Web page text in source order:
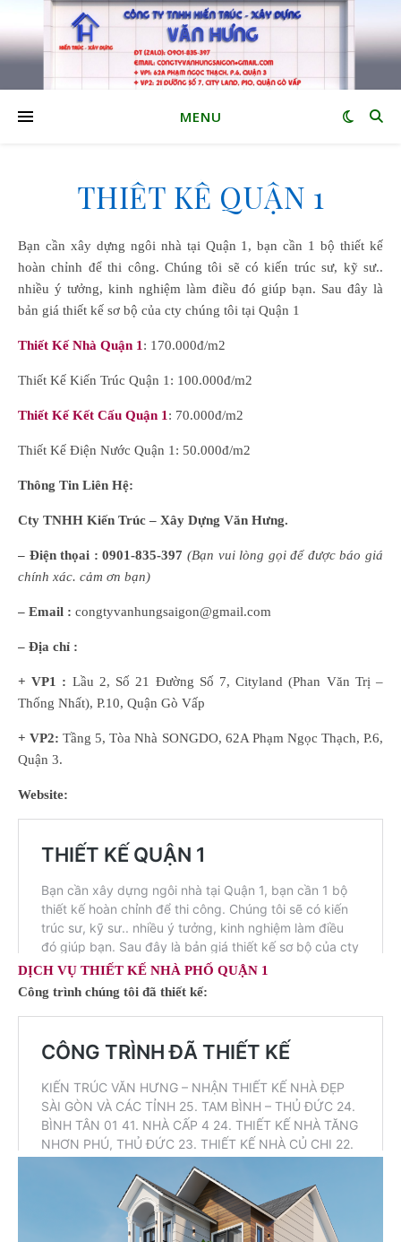
MENU
THIẾT KẾ QUẬN 1
Bạn cần xây dựng ngôi nhà tại Quận 1, bạn cần 1 bộ thiết kế
hoàn chỉnh để thi công. Chúng tôi sẽ có kiến trúc sư, kỹ sư..
nhiều ý tưởng, kinh nghiệm làm điều đó giúp bạn. Sau đây là
bản giá thiết kế sơ bộ của cty chúng tôi tại Quận 1
Thiết Kế Nhà Quận 1 : 170.000đ/m2
Thiết Kế Kiến Trúc Quận 1: 100.000đ/m2
Thiết Kế Kết Cấu Quận 1 : 70.000đ/m2
Thiết Kế Điện Nước Quận 1: 50.000đ/m2
Thông Tin Liên Hệ:
Cty TNHH Kiến Trúc – Xây Dựng Văn Hưng.
– Điện thọai : 0901-835-397 (Bạn vui lòng gọi để được báo giá
chính xác. cảm ơn bạn)
– Email : congtyvanhungsaigon@gmail.com
– Địa chỉ :
+ VP1 : Lầu 2, Số 21 Đường Số 7, Cityland (Phan Văn Trị –
Thống Nhất), P.10, Quận Gò Vấp
+ VP2:Tầng 5, Tòa Nhà SONGDO, 62A Phạm Ngọc Thạch, P.6,
Quận 3.
Website:
DỊCH VỤ THIẾT KẾ NHÀ PHỐ QUẬN 1
Công trình chúng tôi đã thiết kế: